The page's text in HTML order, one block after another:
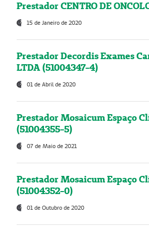
Prestador CENTRO DE
15 de Janeiro de 2020
Prestador Decordis Exames
LTDA (51004347-4)
01 de Abril de 2020
Prestador Mosaicum Espaço
(51004355-5)
07 de Maio de 2021
Prestador Mosaicum Espaço
(51004352-0)
01 de Outubro de 2020